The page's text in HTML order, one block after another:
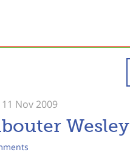
Nov 2009
Wesley